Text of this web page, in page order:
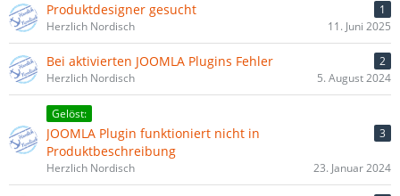
Produktdesigner gesucht
1
Herzlich Nordisch
11. Juni 2025
Bei aktivierten JOOMLA Plugins Fehler
2
Herzlich Nordisch
5. August 2024
Gelöst:
JOOMLA Plugin funktioniert nicht in
Produktbeschreibung
3
Herzlich Nordisch 23. Januar 2024